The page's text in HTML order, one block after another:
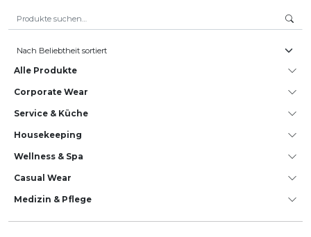
Alle Produkte
Corporate Wear
Service & Küche
House­keeping
Wellness & Spa
Casual Wear
Medizin & Pflege